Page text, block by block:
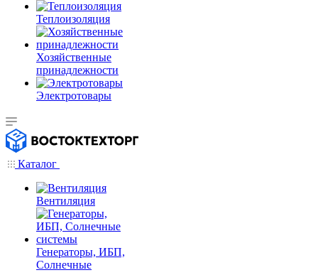
Теплоизоляция
Хозяйственные
принадлежности
Электротовары
Каталог
Вентиляция
Генераторы, ИБП,
Солнечные